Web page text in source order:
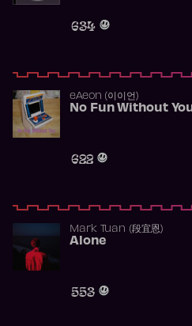
634
​eAeon (이이언)
No Fun Without You
622
Mark Tuan (段宜恩)
Alone
553